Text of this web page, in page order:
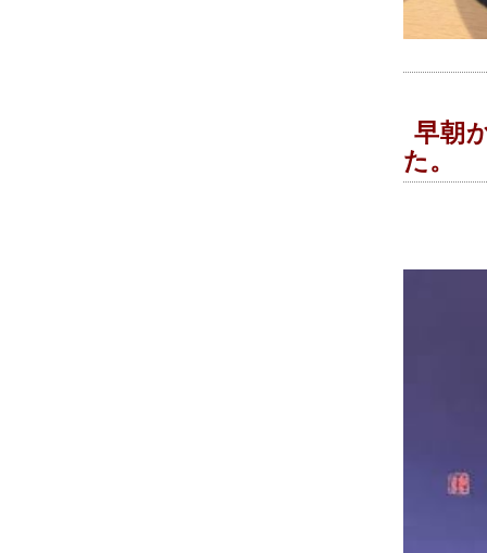
早朝
た。